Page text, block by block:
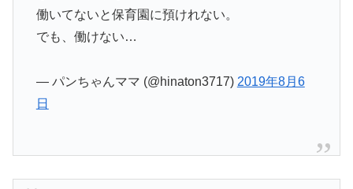
働いてないと保育園に預けれない。
でも、働けない…
— パンちゃんママ (@hinaton3717) 2019年8月6
日